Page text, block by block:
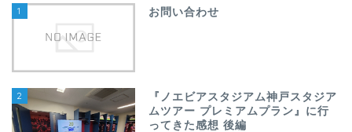
1 お問い合わせ
2
『ノエビアスタジアム神戸スタジア
ムツアー プレミアムプラン』に行
ってきた感想 後編